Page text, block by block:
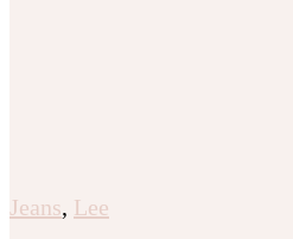
Jeans, Lee